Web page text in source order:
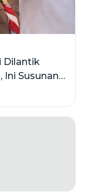
Dilantik
Susunan